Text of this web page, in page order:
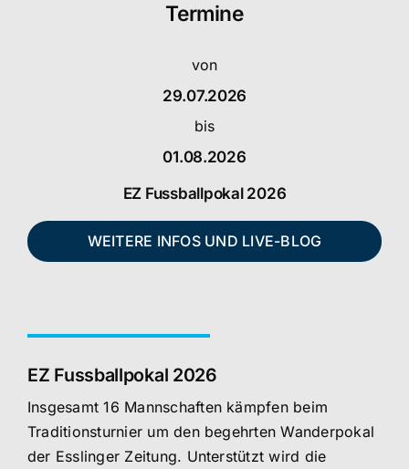
Termine
von
29.07.2026
bis
01.08.2026
EZ Fussballpokal 2026
WEITERE INFOS UND LIVE-BLOG
EZ Fussballpokal 2026
Insgesamt 16 Mannschaften kämpfen beim
Traditionsturnier um den begehrten Wanderpokal
der Esslinger Zeitung. Unterstützt wird die